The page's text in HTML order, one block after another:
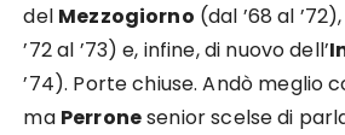
del Mezzogiorno (dal ’68 al
’72 al ’73) e, infine, di nuovo dell’
’74). Porte chiuse. Andò meglio
ma Perronesenior scelse di